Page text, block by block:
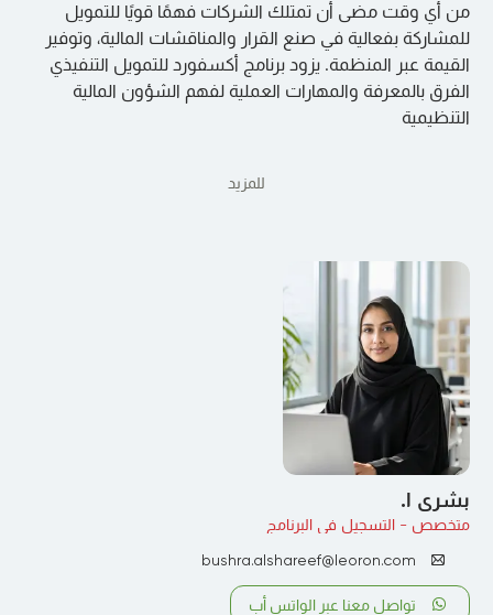
من أي وقت مضى أن تمتلك الشركات فهمًا قويًا للتمويل
للمشاركة بفعالية في صنع القرار والمناقشات المالية، وتوفير
القيمة عبر المنظمة. يزود برنامج أكسفورد للتمويل التنفيذي
الفرق بالمعرفة والمهارات العملية لفهم الشؤون المالية
التنظيمية
للمزيد
بشرى ا.
متخصص - التسجيل في البرنامج
bushra.alshareef@leoron.com
تواصل معنا عبر الواتس أب